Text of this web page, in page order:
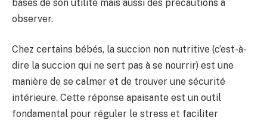
bases de son utilité mais aussi des précautions à
observer.
Chez certains bébés, la succion non nutritive (c’est-à-
dire la succion qui ne sert pas à se nourrir) est une
manière de se calmer et de trouver une sécurité
intérieure. Cette réponse apaisante est un outil
fondamental pour réguler le stress et faciliter